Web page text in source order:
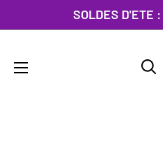
au
SOLDES D'ETE